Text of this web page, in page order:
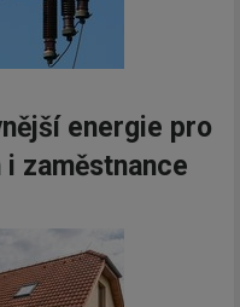
energie pro
zaměstnance